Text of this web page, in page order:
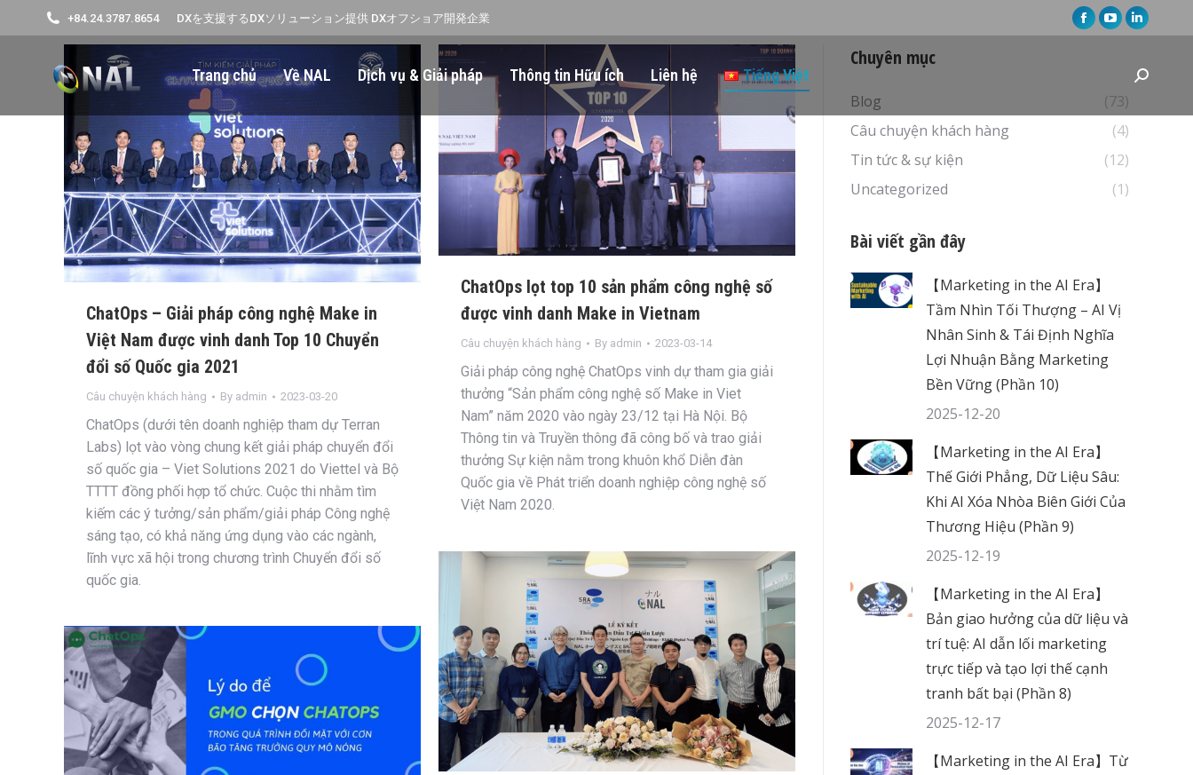
+84.24.3787.8654 DXを支援するDXソリューション提供 DXオフショア開発企業
Facebook
new
window
YouTube
opens
in
new
window
Linkedin
opens
new
Trang chủ Về NAL Dịch vụ & Giải pháp Thông tin Hữu ích Liên hệ Tiếng Việt Search:
ChatOps – Giải pháp công nghệ Make in
Việt Nam được vinh danh Top 10 Chuyển
đổi số Quốc gia 2021
Câu chuyện khách hàng By admin 2023-03-20
ChatOps (dưới tên doanh nghiệp tham dự Terran
Labs) lọt vào vòng chung kết giải pháp chuyển đổi
số quốc gia – Viet Solutions 2021 do Viettel và Bộ
TTTT đồng phối hợp tổ chức. Cuộc thi nhằm tìm
kiếm các ý tưởng/sản phẩm/giải pháp Công nghệ
sáng tạo, có khả năng ứng dụng vào các ngành,
lĩnh vực xã hội trong chương trình Chuyển đổi số
quốc gia.
ChatOps lọt top 10 sản phẩm công nghệ số
được vinh danh Make in Vietnam
Câu chuyện khách hàng By admin 2023-03-14
Giải pháp công nghệ ChatOps vinh dự tham gia giải
thưởng “Sản phẩm công nghệ số Make in Viet
Nam” năm 2020 vào ngày 23/12 tại Hà Nội. Bộ
Thông tin và Truyền thông đã công bố và trao giải
thưởng Sự kiện nằm trong khuôn khổ Diễn đàn
Quốc gia về Phát triển doanh nghiệp công nghệ số
Việt Nam 2020.
Chuyên mục
Blog
(73)
Câu chuyện khách hàng
(4)
Tin tức & sự kiện
(12)
Uncategorized
(1)
Bài viết gần đây
【Marketing in the AI Era】
Tầm Nhìn Tối Thượng – AI Vị
Nhân Sinh & Tái Định Nghĩa
Lợi Nhuận Bằng Marketing
Bền Vững (Phần 10)
2025-12-20
【Marketing in the AI Era】
Thế Giới Phẳng, Dữ Liệu Sâu:
Khi AI Xóa Nhòa Biên Giới Của
Thương Hiệu (Phần 9)
2025-12-19
【Marketing in the AI Era】
Bản giao hưởng của dữ liệu và
trí tuệ: AI dẫn lối marketing
trực tiếp và tạo lợi thế cạnh
tranh bất bại (Phần 8)
2025-12-17
【Marketing in the AI Era】Từ